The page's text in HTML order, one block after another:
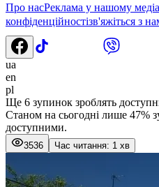
Про насРеклама у нашому медіа
конфіденційностізв'яжіться з
ua
en
pl
Ще 6 зупинок зроблять
Станом на сьогодні лише 47%
доступними.
3536 Час читання: 1 хв